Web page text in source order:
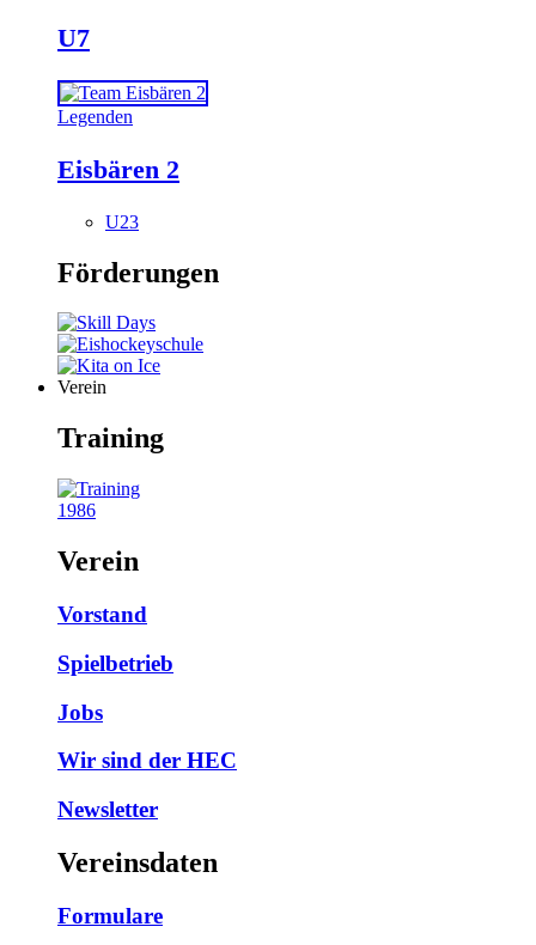
U7
Legenden
Eisbären 2
U23
Förderungen
Verein
Training
1986
Verein
Vorstand
Spielbetrieb
Jobs
Wir sind der HEC
Newsletter
Vereinsdaten
Formulare